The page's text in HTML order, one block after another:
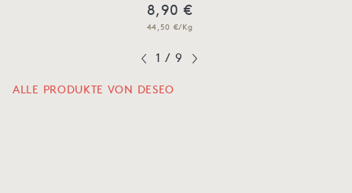
8,90 €
44,50 €/Kg
1 / 9
ALLE PRODUKTE VON DESEO